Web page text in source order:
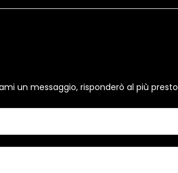
un messaggio, risponderò al più presto